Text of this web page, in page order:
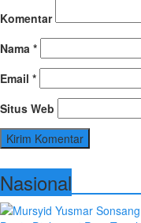
Komentar
Nama *
Email *
Situs Web
Nasional